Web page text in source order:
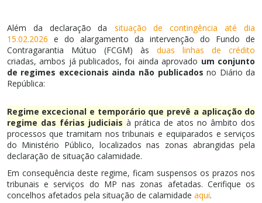
Além da declaração da situação de contingência até dia
15.02.2026 e do alargamento da intervenção do Fundo de
Contragarantia Mútuo (FCGM) àsduas linhas de crédito
criadas, ambos já publicados, foi ainda aprovado um conjunto
de regimes excecionais ainda não publicados no Diário da
República:
Regime excecional e temporário que prevê a aplicação do
regime das férias judiciais à prática de atos no âmbito dos
processos que tramitam nos tribunais e equiparados e serviços
do Ministério Público, localizados nas zonas abrangidas pela
declaração de situação calamidade.
Em consequência deste regime, ficam suspensos os prazos nos
tribunais e serviços do MP nas zonas afetadas. Cerifique os
concelhos afetados pela situação de calamidade aqui.